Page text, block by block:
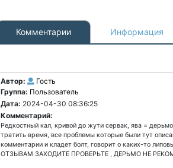
Комментарии Информация
Автор:
Гость
Группа: Пользователь
Дата: 2024-04-30 08:36:25
Комментарий:
Редкостный кал, кривой до жути сервак, ява =
тратить время, все проблемы которые были тут
комментарии и кладет болт, говорит о каких-то
ОТЗЫВАМ ЗАХОДИТЕ ПРОВЕРЬТЕ , ДЕРЬМО НЕ